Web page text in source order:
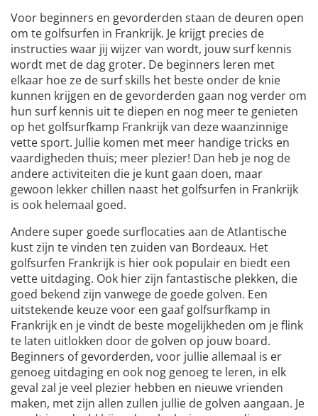
Voor beginners en gevorderden staan de deuren open
om te golfsurfen in Frankrijk. Je krijgt precies de
instructies waar jij wijzer van wordt, jouw surf kennis
wordt met de dag groter. De beginners leren met
elkaar hoe ze de surf skills het beste onder de knie
kunnen krijgen en de gevorderden gaan nog verder om
hun surf kennis uit te diepen en nog meer te genieten
op het golfsurfkamp Frankrijk van deze waanzinnige
vette sport. Jullie komen met meer handige tricks en
vaardigheden thuis; meer plezier! Dan heb je nog de
andere activiteiten die je kunt gaan doen, maar
gewoon lekker chillen naast het golfsurfen in Frankrijk
is ook helemaal goed.
Andere super goede surflocaties aan de Atlantische
kust zijn te vinden ten zuiden van Bordeaux. Het
golfsurfen Frankrijk is hier ook populair en biedt een
vette uitdaging. Ook hier zijn fantastische plekken, die
goed bekend zijn vanwege de goede golven. Een
uitstekende keuze voor een gaaf golfsurfkamp in
Frankrijk en je vindt de beste mogelijkheden om je flink
te laten uitlokken door de golven op jouw board.
Beginners of gevorderden, voor jullie allemaal is er
genoeg uitdaging en ook nog genoeg te leren, in elk
geval zal je veel plezier hebben en nieuwe vrienden
maken, met zijn allen zullen jullie de golven aangaan. Je